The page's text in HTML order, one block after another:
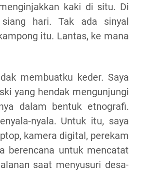
kaki di situ. Di
hari. Tak ada sinyal
itu. Lantas, ke mana
membuatku keder. Saya
yang hendak mengunjungi
dalam bentuk etnografi.
nyala. Untuk itu, saya
kamera digital, perekam
berencana untuk mencatat
saat menyusuri desa-